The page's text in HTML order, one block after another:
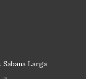
Larga